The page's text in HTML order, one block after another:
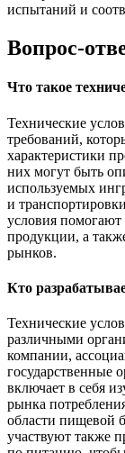
испытаний и
Вопрос-
Что такое
Технические
требований,
характеристики
них могут быть
используемых
и
условия помогают
продукции, а
рынков.
Кто
Технические
различными
компании,
государственные
включает в себя
рынка
области пищевой
участвуют также